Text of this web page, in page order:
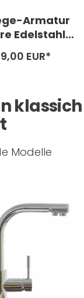
Armatur
Edelstahl
EUR*
klassich
Modelle